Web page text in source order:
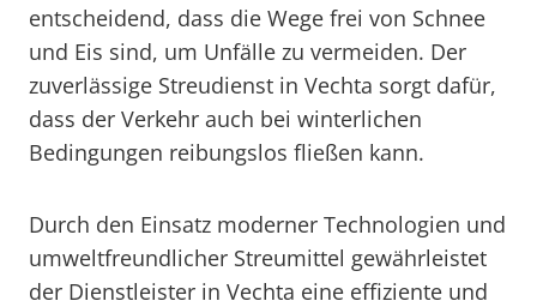
entscheidend, dass die Wege frei von Schnee
und Eis sind, um Unfälle zu vermeiden. Der
zuverlässige Streudienst in Vechta sorgt dafür,
dass der Verkehr auch bei winterlichen
Bedingungen reibungslos fließen kann.
Durch den Einsatz moderner Technologien und
umweltfreundlicher Streumittel gewährleistet
der Dienstleister in Vechta eine effiziente und